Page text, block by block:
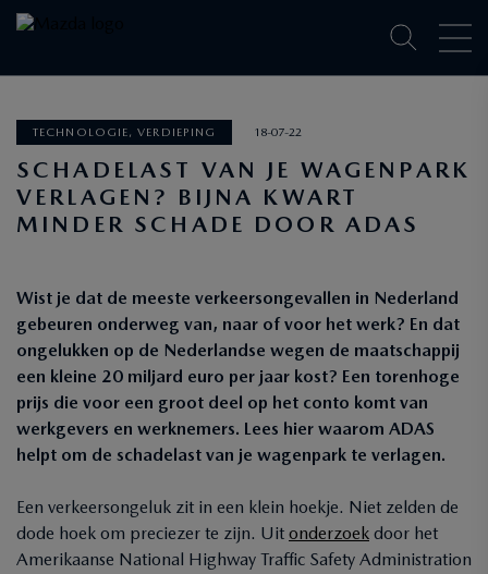
TECHNOLOGIE, VERDIEPING 18-07-22
SCHADELAST VAN JE WAGENPARK
VERLAGEN? BIJNA KWART
MINDER SCHADE DOOR ADAS
Wist je dat de meeste verkeersongevallen in Nederland
gebeuren onderweg van, naar of voor het werk? En dat
ongelukken op de Nederlandse wegen de maatschappij
een kleine 20 miljard euro per jaar kost? Een torenhoge
prijs die voor een groot deel op het conto komt van
werkgevers en werknemers. Lees hier waarom ADAS
helpt om de schadelast van je wagenpark te verlagen.
Een verkeersongeluk zit in een klein hoekje. Niet zelden de
dode hoek om preciezer te zijn. Uit onderzoek door het
Amerikaanse National Highway Traffic Safety Administration